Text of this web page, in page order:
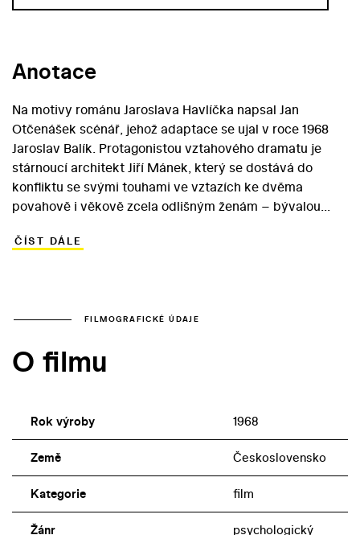
Anotace
Na motivy románu Jaroslava Havlíčka napsal Jan
Otčenášek scénář, jehož adaptace se ujal v roce 1968
Jaroslav Balík. Protagonistou vztahového dramatu je
stárnoucí architekt Jiří Mánek, který se dostává do
konfliktu se svými touhami ve vztazích ke dvěma
povahově i věkově zcela odlišným ženám – bývalou
Evou. Temperamentní, vrtošivá dívka vrací Jiřímu životní
lidského života – smrt. Vztahový trojúhelník, který ve
dostal ve filmu konkrétnějších podob díky Václavu
ČÍST DÁLE
FILMOGRAFICKÉ ÚDAJE
O filmu
Rok výroby 1968
Země Československo
Kategorie film
Žánr psychologický